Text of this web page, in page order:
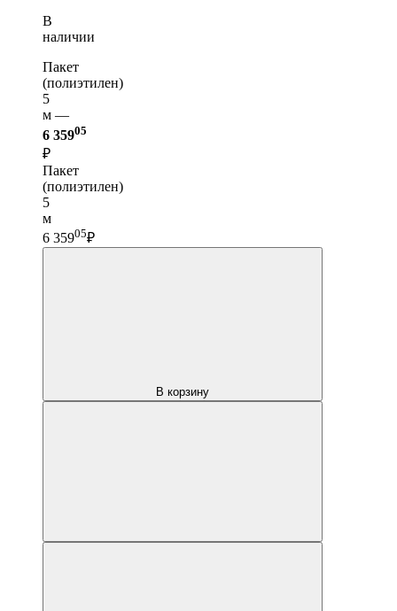
В
наличии
Пакет
(полиэтилен)
5
м —
6 35905
₽
Пакет
(полиэтилен)
5
м
6 35905₽
В корзину